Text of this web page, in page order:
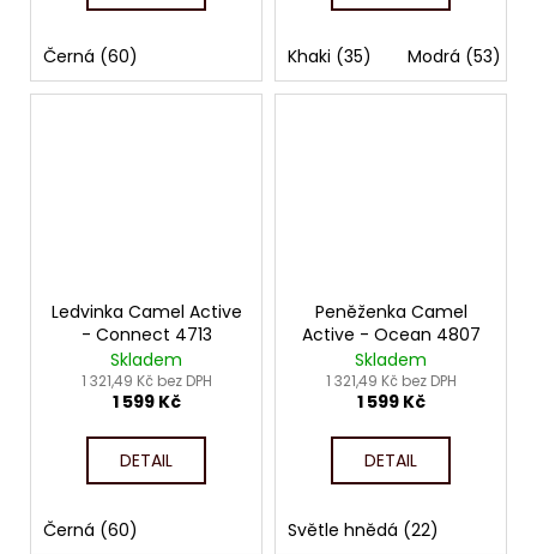
Černá (60) Khaki (35) Modrá (53)
Ledvinka Camel Active
- Connect 4713
Skladem
1 321,49 Kč bez DPH
1 599 Kč
DETAIL
Černá (60)
Peněženka Camel
Active - Ocean 4807
Skladem
1 321,49 Kč bez DPH
1 599 Kč
DETAIL
Světle hnědá (22)